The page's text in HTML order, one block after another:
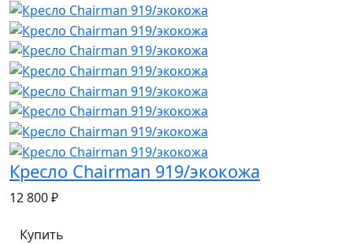
Кресло Chairman 919/экокожа
12 800 ₽
Купить